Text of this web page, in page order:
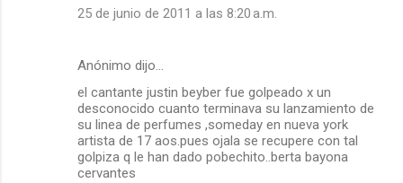
25 de junio de 2011 a las 8:20 a.m.
Anónimo dijo…
el cantante justin beyber fue golpeado x un
desconocido cuanto terminava su lanzamiento de
su linea de perfumes ,someday en nueva york
artista de 17 aos.pues ojala se recupere con tal
golpiza q le han dado pobechito..berta bayona
cervantes